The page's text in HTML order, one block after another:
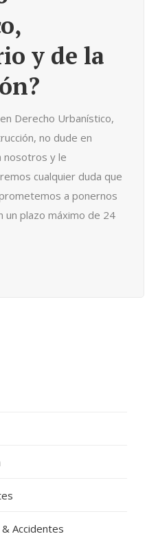
y de la
Derecho Urbanístico,
no dude en
nosotros y le
cualquier duda que
a ponernos
un plazo máximo de 24
Accidentes